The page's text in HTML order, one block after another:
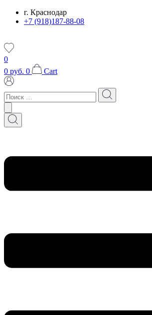
Перейтиг. Краснодар
+7 (918)187-88-08
0
0 руб. 0 Cart